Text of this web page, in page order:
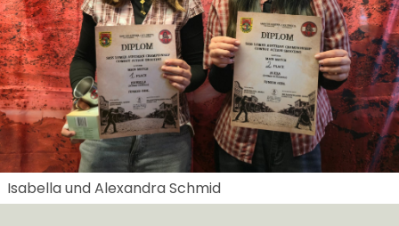
Isabella und Alexandra Schmid